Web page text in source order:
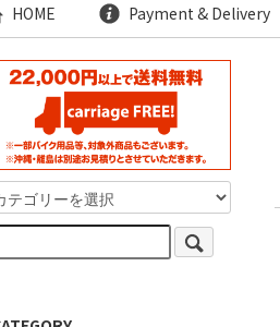
HOME Payment & Delivery